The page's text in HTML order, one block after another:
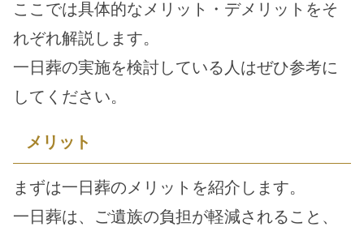
ここでは具体的なメリット・デメリットをそ
れぞれ解説します。
一日葬の実施を検討している人はぜひ参考に
してください。
メリット
まずは一日葬のメリットを紹介します。
一日葬は、ご遺族の負担が軽減されること、